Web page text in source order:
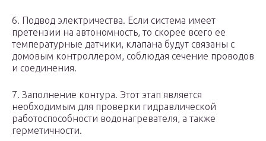
6. Подвод электричества. Если система имеет
претензии на автономность, то скорее всего ее
температурные датчики, клапана будут связаны с
домовым контроллером, соблюдая сечение проводов
и соединения.
7. Заполнение контура. Этот этап является
необходимым для проверки гидравлической
работоспособности водонагревателя, а также
герметичности.